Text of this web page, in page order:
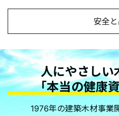
安全
人にやさしい
「本当の健康
1976年の建築木材事業